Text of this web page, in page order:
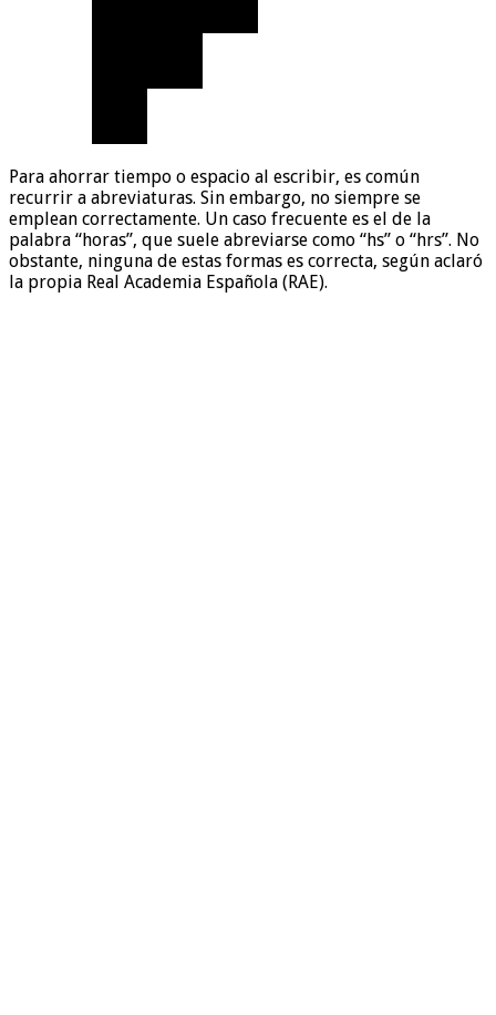
Para ahorrar tiempo o espacio al escribir, es común
recurrir a abreviaturas. Sin embargo, no siempre se
emplean correctamente. Un caso frecuente es el de la
palabra “horas”, que suele abreviarse como “hs” o “hrs”. No
obstante, ninguna de estas formas es correcta, según aclaró
la propia Real Academia Española (RAE).